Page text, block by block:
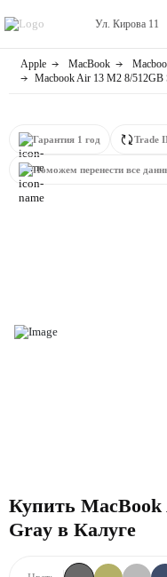
Ул. Кирова 11
Контакты
магазине
Apple
Яндекс станции
Приставки
Apple MacBook
Macbook Air 13 M2 8/512GB
Гарантия 1 год Trade
Поможем перенести все
Купить MacBook
Gray в Калуге